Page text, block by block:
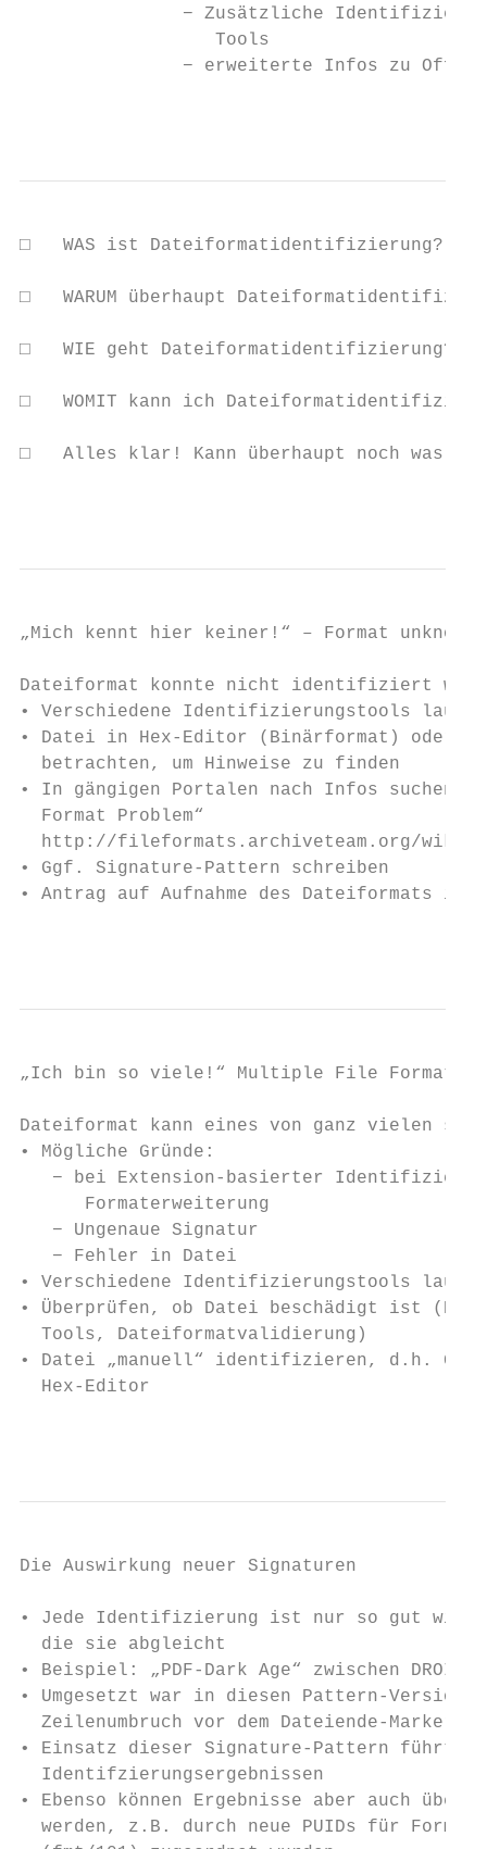
− Zusätzliche
                  Tools
− erweiterte Infos zu
□   WAS ist Dateiformatidentifizierung?
□   WARUM überhaupt
□   WIE geht Dateiformatidentifizierung?
□   WOMIT kann ich
□   Alles klar! Kann überhaupt noch was
„Mich kennt hier keiner!“ – Format unknown
Dateiformat konnte nicht identifiziert
• Verschiedene Identifizierungstools
• Datei in Hex-Editor (Binärformat) oder
  betrachten, um Hinweise zu finden
• In gängigen Portalen nach Infos
  Format Problem“
http://fileformats.archiveteam.org/wiki/
• Ggf. Signature-Pattern schreiben
• Antrag auf Aufnahme des Dateiformats in
„Ich bin so viele!“ Multiple File Format
Dateiformat kann eines von ganz vielen
• Mögliche Gründe:
− bei Extension-basierter
      Formaterweiterung
   − Ungenaue Signatur
   − Fehler in Datei
• Verschiedene Identifizierungstools
• Überprüfen, ob Datei beschädigt ist
  Tools, Dateiformatvalidierung)
• Datei „manuell“ identifizieren, d.h.
  Hex-Editor
Die Auswirkung neuer Signaturen
• Jede Identifizierung ist nur so gut wie
  die sie abgleicht
• Beispiel: „PDF-Dark Age“ zwischen DROID
• Umgesetzt war in diesen Pattern-
Zeilenumbruch vor dem Dateiende-Marker
• Einsatz dieser Signature-Pattern führt
  Identifzierungsergebnissen
• Ebenso können Ergebnisse aber auch über
werden, z.B. durch neue PUIDs für